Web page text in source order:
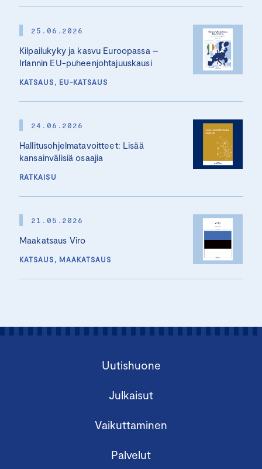
25.06.2026
Kilpailukyky ja kasvu Euroopassa –
Irlannin EU-puheenjohtajuuskausi
KATSAUS, EU-KATSAUS
24.06.2026
Hallitusohjelmatavoitteet: Lisää
kansainvälisiä osaajia
RATKAISU
21.05.2026
Maakatsaus Viro
KATSAUS, MAAKATSAUS
Uutishuone
Julkaisut
Vaikuttaminen
Palvelut